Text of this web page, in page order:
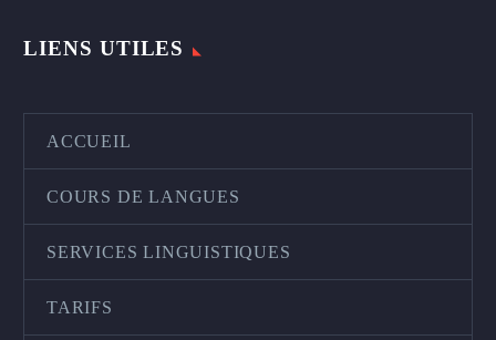
LIENS UTILES
ACCUEIL
COURS DE LANGUES
SERVICES LINGUISTIQUES
TARIFS